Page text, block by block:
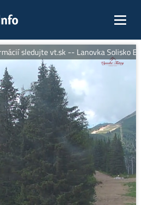
sledujte vt.sk -- Lanovka Solisko